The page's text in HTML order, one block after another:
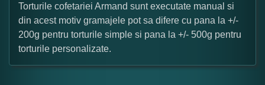
Torturile cofetariei Armand sunt executate manual si
din acest motiv gramajele pot sa difere cu pana la +/-
200g pentru torturile simple si pana la +/- 500g pentru
torturile personalizate.